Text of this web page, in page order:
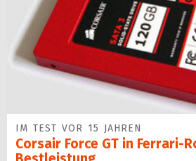
IM TEST VOR 15 JAHREN
Corsair Force GT in Ferrari-